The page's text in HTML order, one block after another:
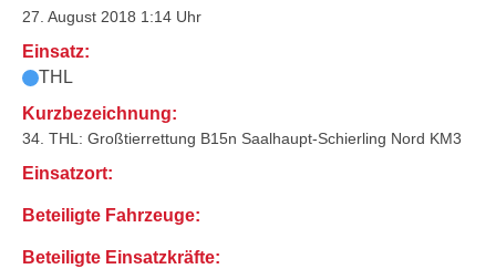
27. August 2018 1:14 Uhr
Einsatz:
THL
Kurzbezeichnung:
34. THL: Großtierrettung B15n Saalhaupt-Schierling Nord KM3
Einsatzort:
Beteiligte Fahrzeuge:
Beteiligte Einsatzkräfte: